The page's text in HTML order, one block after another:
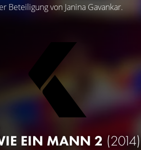
von Janina Gavankar.
EIN MANN 2 (2014)